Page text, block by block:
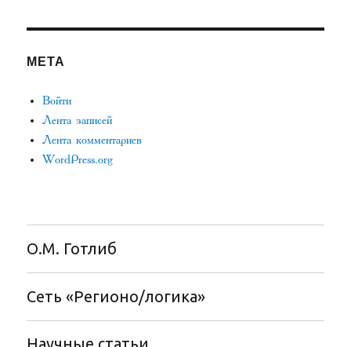
МЕТА
Войти
Лента записей
Лента комментариев
WordPress.org
О.М. Готлиб
Сеть «Регионо/логика»